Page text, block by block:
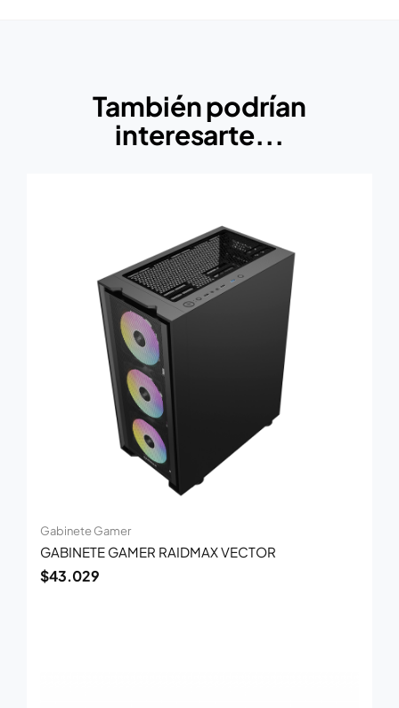
También podrían
interesarte...
Gabinete Gamer
GABINETE GAMER RAIDMAX VECTOR
$43.029